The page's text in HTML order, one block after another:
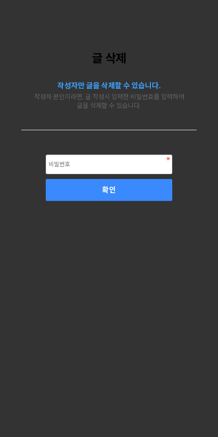
글 삭제
작성자만 글을 삭제할 수 있습니다.
작성자 본인이라면, 글 작성시 입력한 비밀번호를 입력하여
글을 삭제할 수 있습니다.